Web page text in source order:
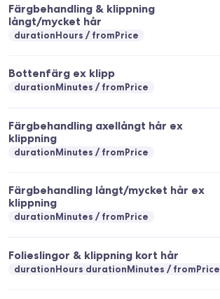
Färgbehandling & klippning
långt/mycket hår
durationHours fromPrice
Bottenfärg ex klipp
durationMinutes fromPrice
Färgbehandling axellångt hår ex
klippning
durationMinutes fromPrice
Färgbehandling långt/mycket hår ex
klippning
durationMinutes fromPrice
Folieslingor & klippning kort hår
durationHours durationMinutes fromPrice